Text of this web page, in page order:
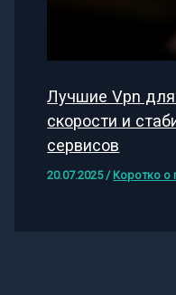
Лучшие Vpn
скорости и
сервисов
20.07.2025/ Коротко о